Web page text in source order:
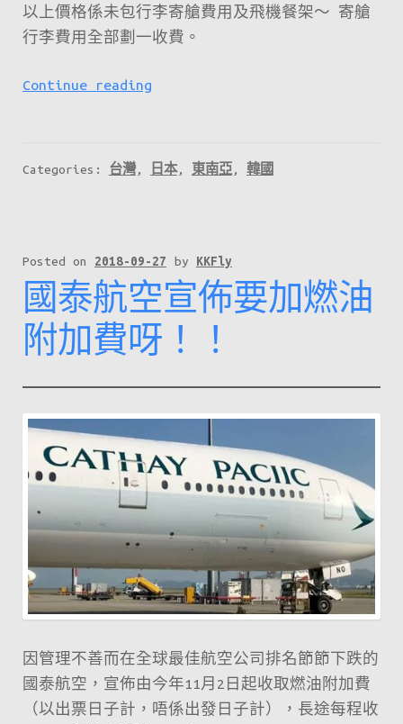
以上價格係未包行李寄艙費用及飛機餐架～ 寄艙
行李費用全部劃一收費。
Continue readingHK
Sale
回！
6
個
航
點
優
惠，
單
程
最
只
需
$98！
釜
濟
州
$178、
Categories: 台灣, 日本, 東南亞 , 韓國
Posted on 2018-09-27 by KKFly
國泰航空宣佈要加燃油
附加費呀！！
因管理不善而在全球最佳航空公司排名節節下跌的
國泰航空，宣佈由今年11月2日起收取燃油附加費
（以出票日子計，唔係出發日子計），長途每程收